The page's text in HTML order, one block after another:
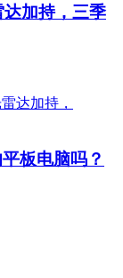
加持，三季
板电脑吗？